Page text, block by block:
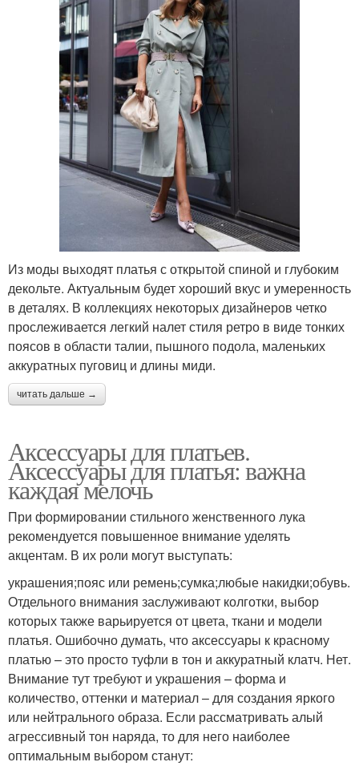
Из моды выходят платья с открытой спиной и глубоким
декольте. Актуальным будет хороший вкус и умеренность
в деталях. В коллекциях некоторых дизайнеров четко
прослеживается легкий налет стиля ретро в виде тонких
поясов в области талии, пышного подола, маленьких
аккуратных пуговиц и длины миди.
читать дальше →
Аксессуары для платьев.
Аксессуары для платья: важна
каждая мелочь
При формировании стильного женственного лука
рекомендуется повышенное внимание уделять
акцентам. В их роли могут выступать:
украшения;пояс или ремень;сумка;любые накидки;обувь.
Отдельного внимания заслуживают колготки, выбор
которых также варьируется от цвета, ткани и модели
платья. Ошибочно думать, что аксессуары к красному
платью – это просто туфли в тон и аккуратный клатч. Нет.
Внимание тут требуют и украшения – форма и
количество, оттенки и материал – для создания яркого
или нейтрального образа. Если рассматривать алый
агрессивный тон наряда, то для него наиболее
оптимальным выбором станут: